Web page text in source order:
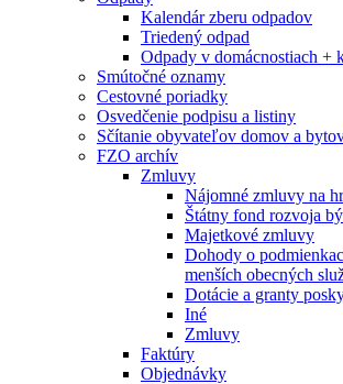
Kalendár zberu odpadov
Triedený odpad
Odpady v domácnostiach +
Smútočné oznamy
Cestovné poriadky
Osvedčenie podpisu a listiny
Sčítanie obyvateľov domov a
FZO archív
Zmluvy
Nájomné zmluvy na
Štátny fond rozvoja
Majetkové zmluvy
Dohody o
menších obecných
Dotácie a granty
Iné
Zmluvy
Faktúry
Objednávky